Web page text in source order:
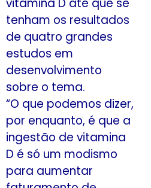
tenham os resultados
de quatro grandes
estudos em
desenvolvimento
sobre o tema.
“O que podemos dizer,
por enquanto, é que a
ingestão de vitamina
D é só um modismo
para aumentar